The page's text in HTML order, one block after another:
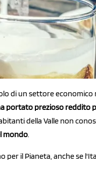
di un settore economico
portato prezioso reddito
della Valle non
mondo.
per il Pianeta, anche se